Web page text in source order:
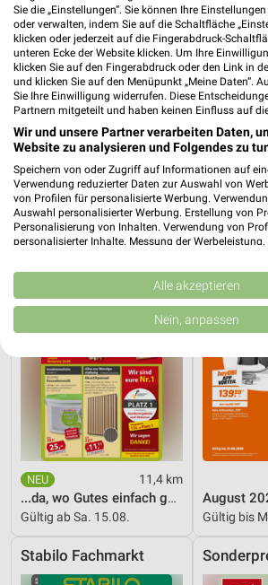
9,7 km
Angebote ab 08.08.
Gültig bis Fr. 14.08.
August
Gültig bis
Sonderpreis Baumarkt
11,4 km
...da, wo Gutes einfach günstiger ist!
Gültig ab Sa. 15.08.
OBI
August
Gültig bis
Stabilo Fachmarkt
Sie die „Einstellungen“. Sie können Ihre
oder verwalten, indem Sie auf die Schaltfläche
klicken oder jederzeit auf die Fingerabdruck-
unteren Ecke der Website klicken. Um Ihre
klicken Sie auf den Fingerabdruck oder den Link in
und klicken Sie auf den Menüpunkt „Meine Daten“.
Sie Ihre Einwilligung widerrufen. Diese
Partnern mitgeteilt und haben keinen Einfluss auf
Wir und unsere Partner verarbeiten Daten,
Website zu analysieren und Folgendes zu
Speichern von oder Zugriff auf Informationen auf
Verwendung reduzierter Daten zur Auswahl von
von Profilen für personalisierte Werbung.
Auswahl personalisierter Werbung. Erstellung von
Personalisierung von Inhalten. Verwendung von
personalisierter Inhalte. Messung der
Kombinationen von Daten aus verschiedenen
Verbesserung der Angebote. Verwendung
von Inhalten.
Daten können außerhalb der Europäischen Union
Website/App.
Partnerliste anzeigen (1 IAB-Anbieter)
Wir nutzen Ihre Daten für folgende Zwecke:
IAB-Verarbeitungszwecke:
Speichern von oder Zugriff auf
auf einem Endgerät
Verwendung reduzierter Daten zur
Werbeanzeigen
Erstellung von Profilen für personalisierte
Werbung
Alle akzeptieren
Nein, anpassen